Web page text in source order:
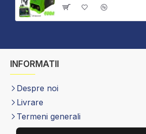
INFORMATII
Despre noi
Livrare
Termeni generali